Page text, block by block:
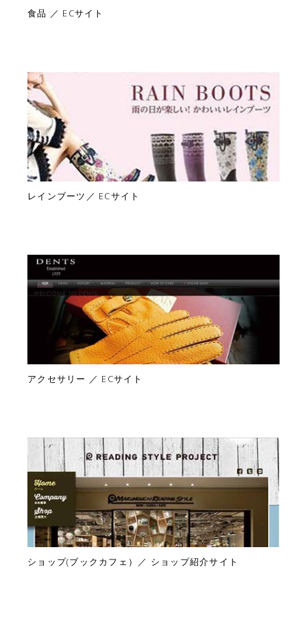
食品 ／ ECサイト
レインブーツ／ ECサイト
アクセサリー ／ ECサイト
ショップ(ブックカフェ）／ ショップ紹介サイト